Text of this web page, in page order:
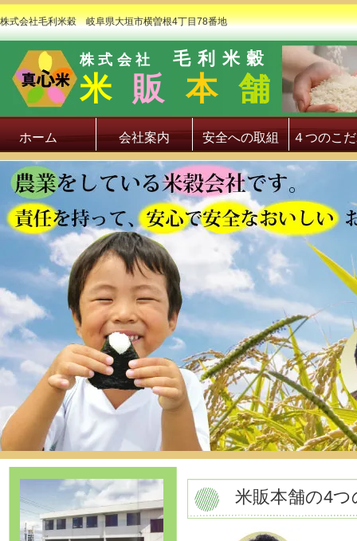
株式会社毛利米穀 岐阜県大垣市横曽根4丁目78番地
株式会社 毛利米穀
米 販 本 舗
ホーム 会社案内 安全への取組 ４つのこ
米販本舗の4